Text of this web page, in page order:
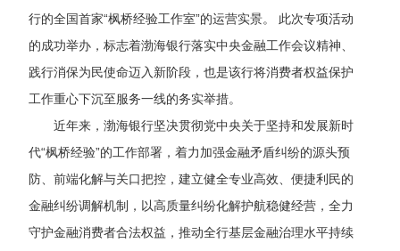
行的全国首家“枫桥经验工作室”的运营实景。 此次专项活动
的成功举办，标志着渤海银行落实中央金融工作会议精神、
践行消保为民使命迈入新阶段，也是该行将消费者权益保护
工作重心下沉至服务一线的务实举措。
近年来，渤海银行坚决贯彻党中央关于坚持和发展新时
代“枫桥经验”的工作部署，着力加强金融矛盾纠纷的源头预
防、前端化解与关口把控，建立健全专业高效、便捷利民的
金融纠纷调解机制，以高质量纠纷化解护航稳健经营，全力
守护金融消费者合法权益，推动全行基层金融治理水平持续